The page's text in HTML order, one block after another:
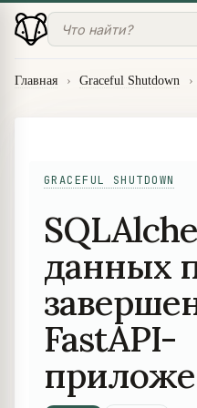
Главная › Graceful Shutdown ›
GRACEFUL SHUTDOWN
данных
FastAPI-